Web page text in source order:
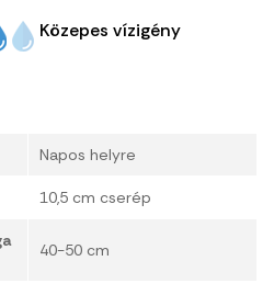
Közepes vízigény
Napos helyre
10,5 cm cserép
40-50 cm